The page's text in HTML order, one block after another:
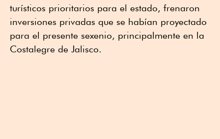
turísticos prioritarios para el estado, frenaron
inversiones privadas que se habían proyectado
para el presente sexenio, principalmente en la
Costalegre de Jalisco.